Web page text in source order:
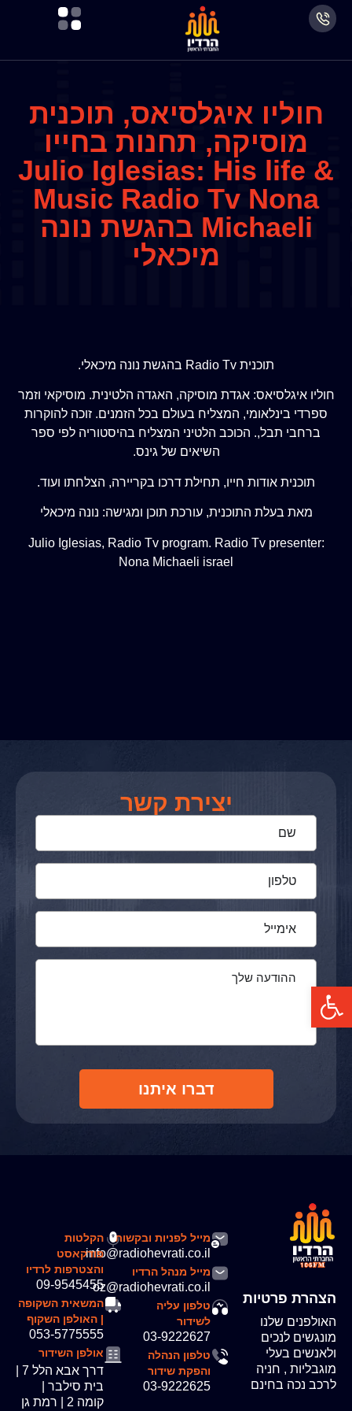
פתח סרגל נגישות
חוליו איגלסיאס, תוכנית
מוסיקה, תחנות בחייו
Julio Iglesias: His life &
Music Radio Tv Nona
Michaeli בהגשת נונה
מיכאלי
תוכנית Radio Tv בהגשת נונה מיכאלי.
חוליו איגלסיאס: אגדת מוסיקה, האגדה הלטינית. מוסיקאי וזמר
ספרדי בינלאומי, המצליח בעולם בכל הזמנים. זוכה להוקרות
ברחבי תבל,. הכוכב הלטיני המצליח בהיסטוריה לפי ספר
השיאים של גינס.
תוכנית אודות חייו, תחילת דרכו בקריירה, הצלחתו ועוד.
מאת בעלת התוכנית, עורכת תוכן ומגישה: נונה מיכאלי
Julio Iglesias, Radio Tv program. Radio Tv presenter:
Nona Michaeli israel
יצירת קשר
דברו איתנו
הצהרת פרטיות
האולפנים שלנו
מונגשים לנכים
ולאנשים בעלי
מוגבליות , חניה
לרכב נכה בחינם
info@radiohevrati.co.il
מייל לפניות ובקשות
oz@radiohevrati.co.il
מייל מנהל הרדיו
03-9222627
טלפון עליה
לשידור
03-9222625
טלפון הנהלה
והפקת שידור
09-9545455
הקלטות
פודקאסט
והצטרפות לרדיו
053-5775555
המשאית השקופה
| האולפן השקוף
אולפן השידור
בית סילבר |
קומה 2 | רמת גן